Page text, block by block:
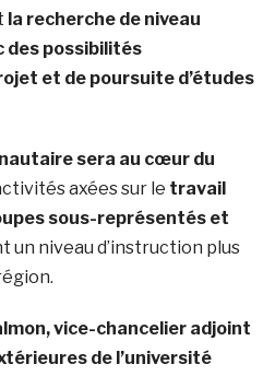
la recherche de niveau
des possibilités
et de poursuite d’études
sera au cœur du
axées sur le travail
sous-représentés et
un niveau d’instruction plus
vice-chancelier adjoint
de l’université